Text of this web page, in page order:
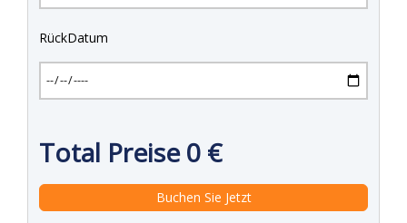
RückDatum
Total Preise0 €